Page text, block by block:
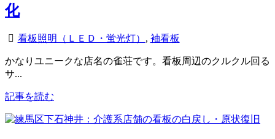
化
看板照明（ＬＥＤ・蛍光灯） , 袖看板
かなりユニークな店名の雀荘です。看板周辺のクルクル回る
サ...
記事を読む